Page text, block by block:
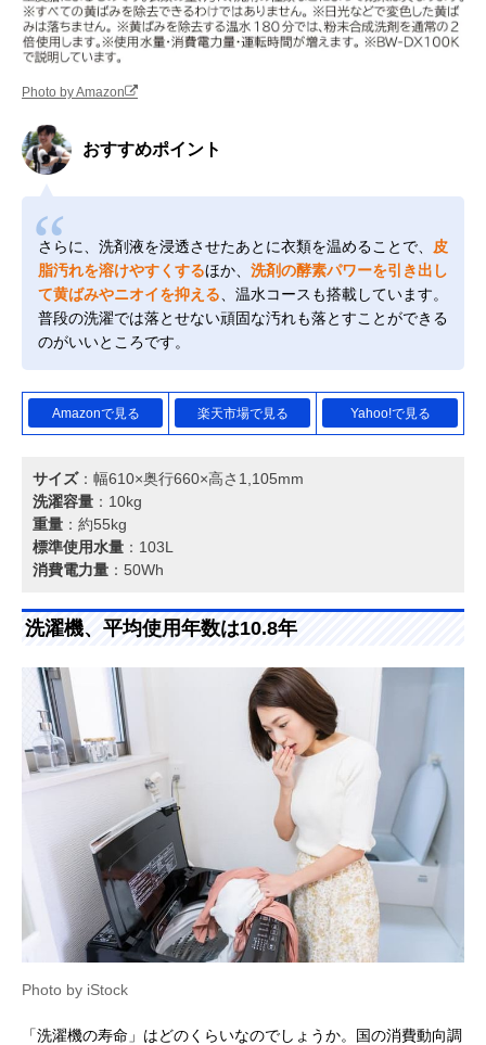
Photo by Amazon
おすすめポイント
さらに、洗剤液を浸透させたあとに衣類を温めることで、
皮
脂汚れを溶けやすくするほか、 洗剤の酵素パワーを引き出し
て黄ばみやニオイを抑える 、温水コースも搭載しています。
普段の洗濯では落とせない頑固な汚れも落とすことができる
のがいいところです。
Amazonで見る 楽天市場で見る Yahoo!で見る
サイズ：幅610×奥行660×高さ1,105mm
洗濯容量 ：10kg
重量 ：約55kg
標準使用水量 ：103L
消費電力量 ：50Wh
洗濯機、平均使用年数は10.8年
Photo by iStock
「洗濯機の寿命」はどのくらいなのでしょうか。国の消費動向調